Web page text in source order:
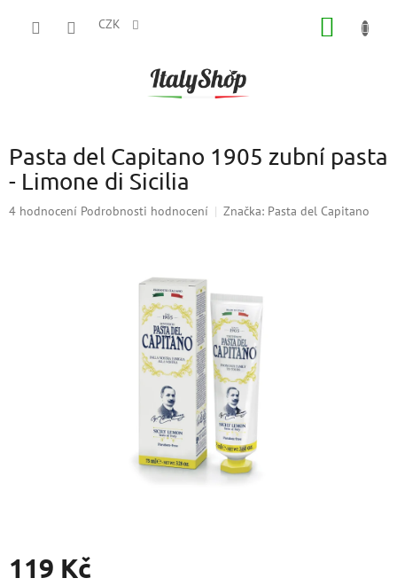
CZK
Pasta del Capitano 1905 zubní pasta
- Limone di Sicilia
Průměrné
4 hodnocení Podrobnosti hodnocení Značka: Pasta del Capitano
119 Kč